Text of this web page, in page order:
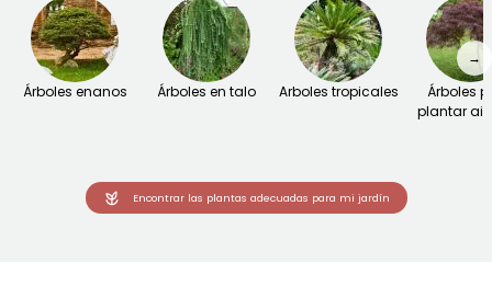
Árboles enanos Árboles en talo Arboles tropicales
Árboles
plantar
→
Encontrar las plantas adecuadas para mi jardín